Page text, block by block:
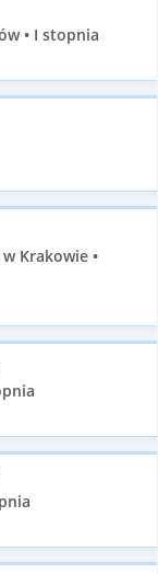
• I stopnia
Krakowie •